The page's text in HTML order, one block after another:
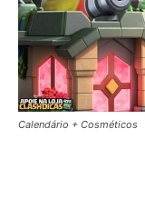
Calendário + Cosméticos